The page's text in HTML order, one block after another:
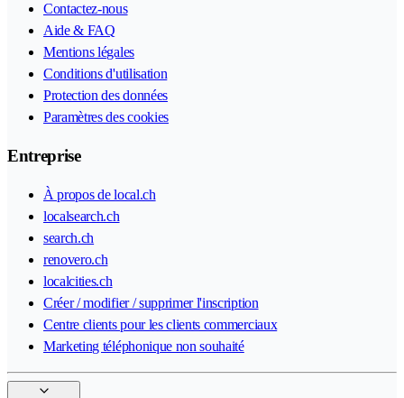
Contactez-nous
Aide & FAQ
Mentions légales
Conditions d'utilisation
Protection des données
Paramètres des cookies
Entreprise
À propos de local.ch
localsearch.ch
search.ch
renovero.ch
localcities.ch
Créer / modifier / supprimer l'inscription
Centre clients pour les clients commerciaux
Marketing téléphonique non souhaité